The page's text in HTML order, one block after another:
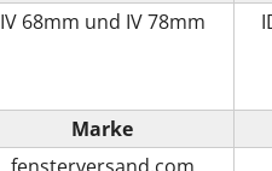
IV 68mm und IV 78mm
Marke